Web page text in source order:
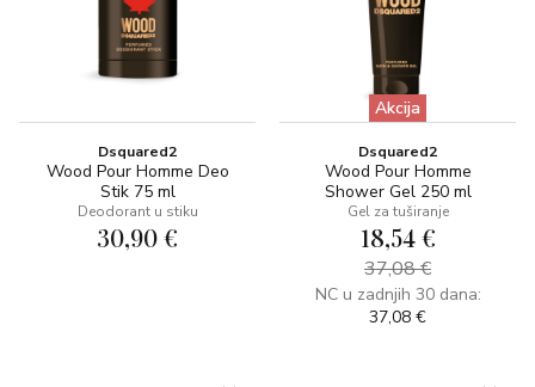
Dsquared2
Wood Pour Homme Deo
Stik 75 ml
Deodorant u stiku
30,90 €
Akcija
Dsquared2
Wood Pour Homme
Shower Gel 250 ml
Gel za tuširanje
18,54 €
37,08 €
NC u zadnjih 30 dana:
37,08 €